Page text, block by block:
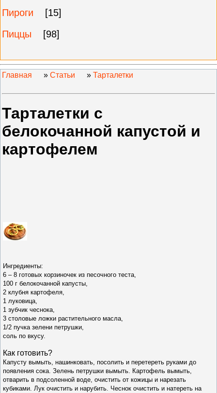
Пироги
[15]
Пиццы
[98]
Главная » Статьи » Тарталетки
Тарталетки с
белокочанной капустой и
картофелем
Ингредиенты:
6 – 8 готовых корзиночек из песочного теста,
100 г белокочанной капусты,
2 клубня картофеля,
1 луковица,
1 зубчик чеснока,
3 столовые ложки растительного масла,
1/2 пучка зелени петрушки,
соль по вкусу.
Как готовить?
Капусту вымыть, нашинковать, посолить и перетереть руками до
появления сока. Зелень петрушки вымыть. Картофель вымыть,
отварить в подсоленной воде, очистить от кожицы и нарезать
кубиками. Лук очистить и нарубить. Чеснок очистить и натереть на